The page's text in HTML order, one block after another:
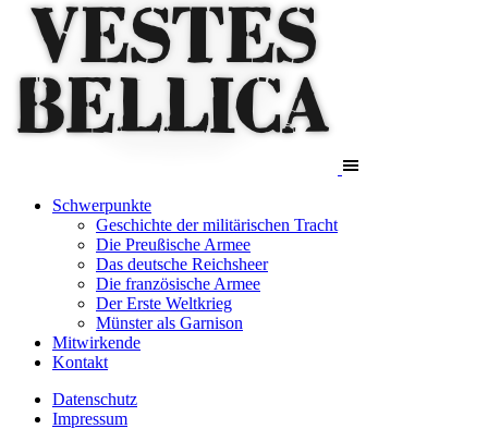
Schwerpunkte
Geschichte der militärischen Tracht
Die Preußische Armee
Das deutsche Reichsheer
Die französische Armee
Der Erste Weltkrieg
Münster als Garnison
Mitwirkende
Kontakt
Datenschutz
Impressum